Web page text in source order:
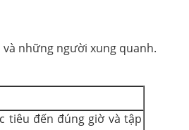
những người xung quanh.
tiêu đến đúng giờ và tập